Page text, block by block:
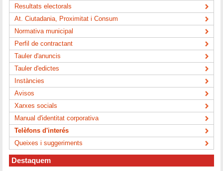
Resultats electorals
At. Ciutadania, Proximitat i Consum
Normativa municipal
Perfil de contractant
Tauler d'anuncis
Tauler d'edictes
Instàncies
Avisos
Xarxes socials
Manual d'identitat corporativa
Telèfons d'interés
Queixes i suggeriments
Destaquem